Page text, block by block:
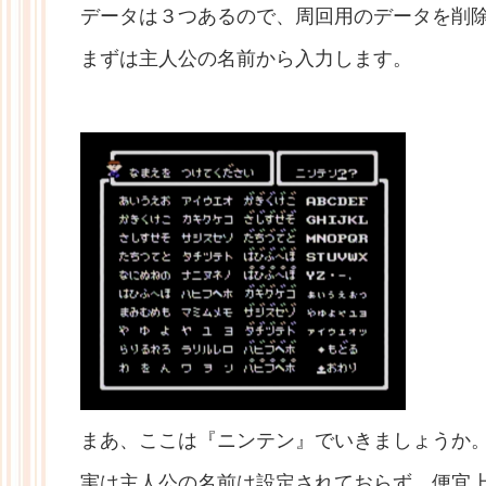
データは３つあるので、周回用のデータを
まずは主人公の名前から入力します。
まあ、ここは『ニンテン』でいきましょうか